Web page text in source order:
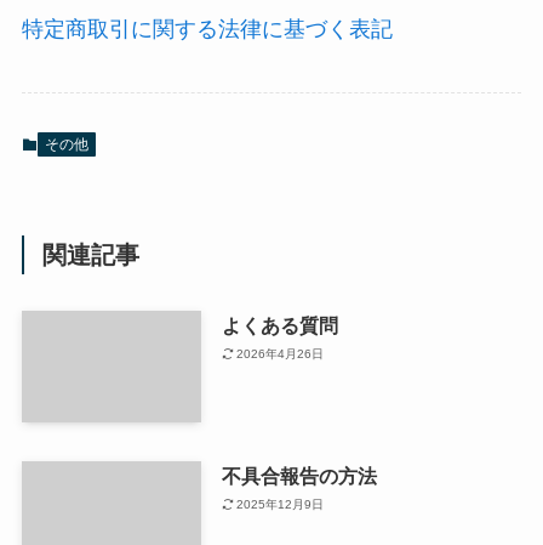
特定商取引に関する法律に基づく表記
その他
関連記事
よくある質問
2026年4月26日
不具合報告の方法
2025年12月9日